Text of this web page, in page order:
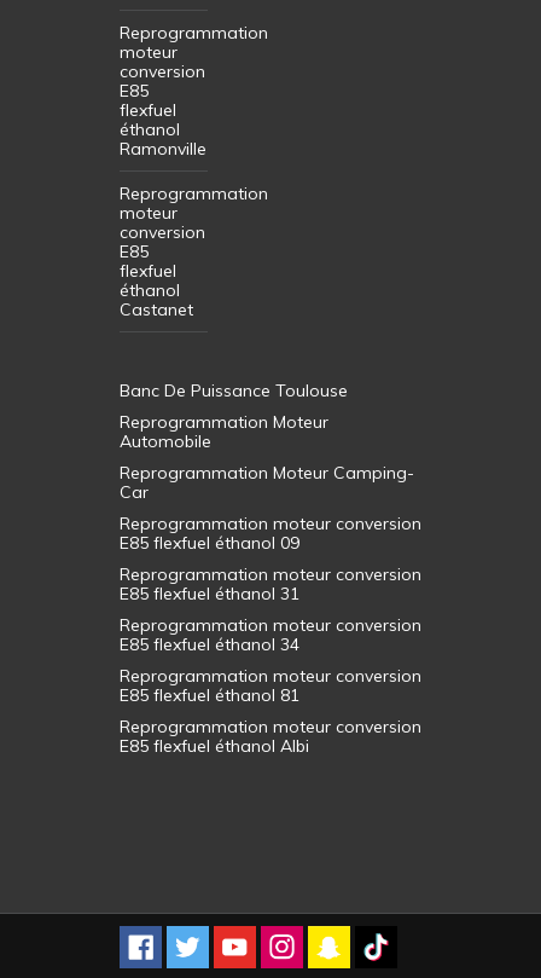
Reprogrammation
moteur
conversion
E85
flexfuel
éthanol
Ramonville
Reprogrammation
moteur
conversion
E85
flexfuel
éthanol
Castanet
Banc De Puissance Toulouse
Reprogrammation Moteur
Automobile
Reprogrammation Moteur Camping-
Car
Reprogrammation moteur conversion
E85 flexfuel éthanol 09
Reprogrammation moteur conversion
E85 flexfuel éthanol 31
Reprogrammation moteur conversion
E85 flexfuel éthanol 34
Reprogrammation moteur conversion
E85 flexfuel éthanol 81
Reprogrammation moteur conversion
E85 flexfuel éthanol Albi